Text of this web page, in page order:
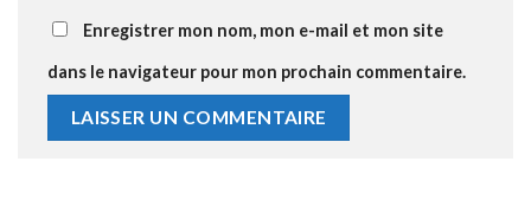
Enregistrer mon nom, mon e-mail et mon site
dans le navigateur pour mon prochain commentaire.